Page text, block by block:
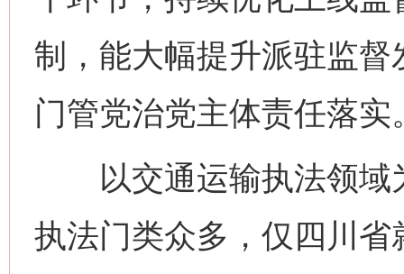
制，能大幅提升派驻监
门管党治党主体责任落实
以交通运输执法领域
执法门类众多，仅四川